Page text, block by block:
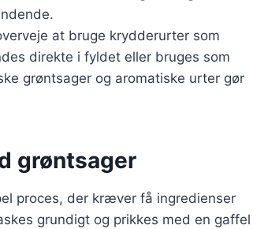
at bruge krydderurter som
direkte i fyldet eller bruges som
grøntsager og aromatiske urter gør
grøntsager
proces, der kræver få ingredienser
grundigt og prikkes med en gaffel